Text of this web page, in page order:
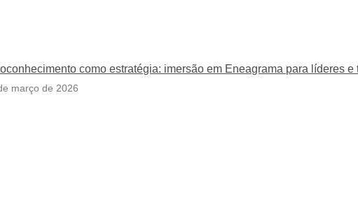
como estratégia: imersão em Eneagrama para líderes e
março de 2026